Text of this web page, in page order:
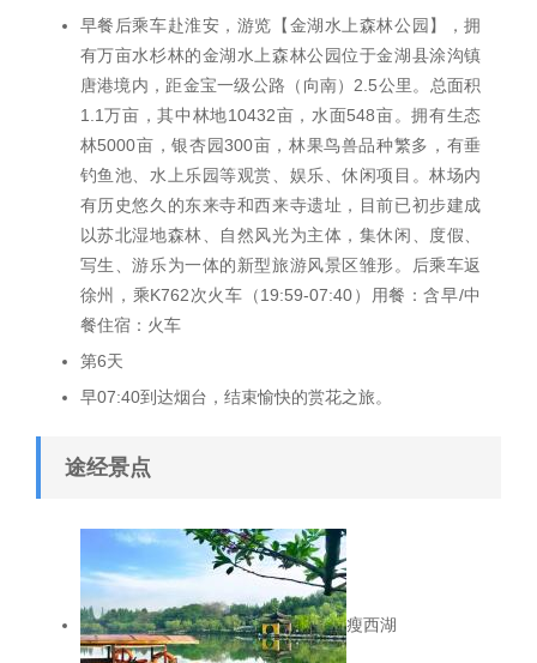
早餐后乘车赴淮安，游览【金湖水上森林公园】，拥
有万亩水杉林的金湖水上森林公园位于金湖县涂沟镇
唐港境内，距金宝一级公路（向南）2.5公里。总面积
1.1万亩，其中林地10432亩，水面548亩。拥有生态
林5000亩，银杏园300亩，林果鸟兽品种繁多，有垂
钓鱼池、水上乐园等观赏、娱乐、休闲项目。林场内
有历史悠久的东来寺和西来寺遗址，目前已初步建成
以苏北湿地森林、自然风光为主体，集休闲、度假、
写生、游乐为一体的新型旅游风景区雏形。后乘车返
徐州，乘K762次火车（19:59-07:40）用餐：含早/中
餐住宿：火车
第6天
早07:40到达烟台，结束愉快的赏花之旅。
途经景点
瘦西湖